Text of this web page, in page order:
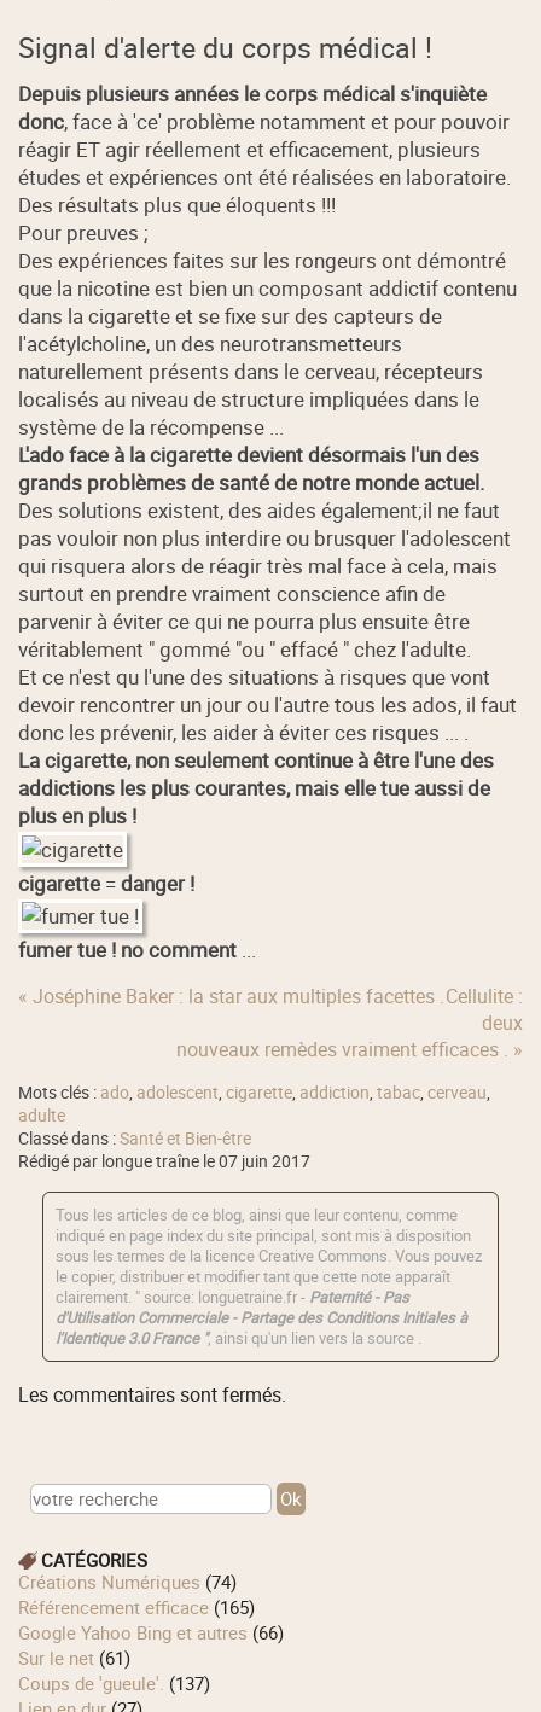
Signal d'alerte du corps médical !
Depuis plusieurs années le corps médical s'inquiète
donc, face à 'ce' problème notamment et pour pouvoir
réagir ET agir réellement et efficacement, plusieurs
études et expériences ont été réalisées en laboratoire.
Des résultats plus que éloquents !!!
Pour preuves ;
Des expériences faites sur les rongeurs ont démontré
que la nicotine est bien un composant addictif contenu
dans la cigarette et se fixe sur des capteurs de
l'acétylcholine, un des neurotransmetteurs
naturellement présents dans le cerveau, récepteurs
localisés au niveau de structure impliquées dans le
système de la récompense ...
L'ado face à la cigarette devient désormais l'un des
grands problèmes de santé de notre monde actuel.
Des solutions existent, des aides également;il ne faut
pas vouloir non plus interdire ou brusquer l'adolescent
qui risquera alors de réagir très mal face à cela, mais
surtout en prendre vraiment conscience afin de
parvenir à éviter ce qui ne pourra plus ensuite être
véritablement " gommé "ou " effacé " chez l'adulte.
Et ce n'est qu l'une des situations à risques que vont
devoir rencontrer un jour ou l'autre tous les ados, il faut
donc les prévenir, les aider à éviter ces risques ... .
La cigarette, non seulement continue à être l'une des
addictions les plus courantes, mais elle tue aussi de
plus en plus !
cigarette =danger !
fumer tue ! no comment ...
« Joséphine Baker : la star aux multiples facettes .Cellulite :
deux
nouveaux remèdes vraiment efficaces . »
Mots clés : ado, adolescent,cigarette, addiction,tabac,cerveau,
adulte
Classé dans :Santé et Bien-être
Rédigé par longue traîne le 07 juin 2017
Tous les articles de ce blog, ainsi que leur contenu, comme
indiqué en page index du site principal, sont mis à disposition
sous les termes de la licence Creative Commons. Vous pouvez
le copier, distribuer et modifier tant que cette note apparaît
clairement. " source: longuetraine.fr - Paternité - Pas
d'Utilisation Commerciale - Partage des Conditions Initiales à
l'Identique 3.0 France ", ainsi qu'un lien vers la source .
Les commentaires sont fermés.
CATÉGORIES
Créations Numériques (74)
Référencement efficace (165)
Google Yahoo Bing et autres (66)
Sur le net (61)
Coups de 'gueule'. (137)